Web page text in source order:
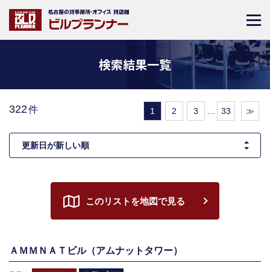
検索結果一覧
322件 1 2 3 33 ≫
このリストを地図で見る
ＡＭＭＮＡＴビル（アムナットタワー）